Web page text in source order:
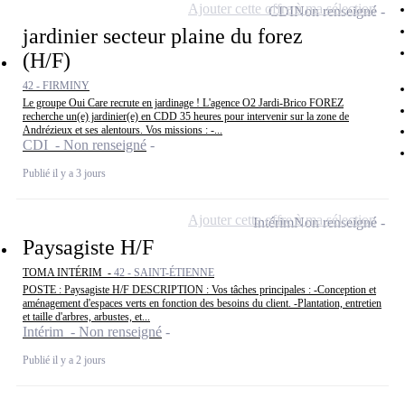
jardinier secteur plaine du forez
(H/F)
42 - FIRMINY
Le groupe Oui Care recrute en jardinage ! L'agence O2 Jardi-Brico FOREZ
recherche un(e) jardinier(e) en CDD 35 heures pour intervenir sur la zone de
Andrézieux et ses alentours. Vos missions : -...
CDI - Non renseigné
Publié il y a 3 jours
CDINon renseigné
Ajouter cette offre à ma sélection
Paysagiste H/F
TOMA INTÉRIM - 42 - SAINT-ÉTIENNE
POSTE : Paysagiste H/F DESCRIPTION : Vos tâches principales : -Conception et
aménagement d'espaces verts en fonction des besoins du client. -Plantation, entretien
et taille d'arbres, arbustes, et...
Intérim - Non renseigné
Publié il y a 2 jours
IntérimNon renseigné
Ajouter cette offre à ma sélection